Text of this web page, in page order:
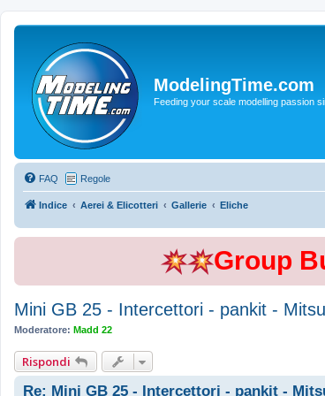
ModelingTime.com
Feeding your scale modelling passion
FAQ Regole
Indice Aerei & Elicotteri Gallerie Eliche
Group
Mini GB 25 - Intercettori - pankit -
Moderatore: Madd 22
Rispondi
Re: Mini GB 25 - Intercettori - pankit -